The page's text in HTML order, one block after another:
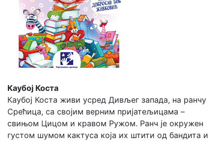
Каубој Коста
Каубој Коста живи усред Дивљег запада, на ранчу
Срећица, са својим верним пријатељицама –
свињом Цицом и кравом Ружом. Ранч је окружен
густом шумом кактуса која их штити од бандита и